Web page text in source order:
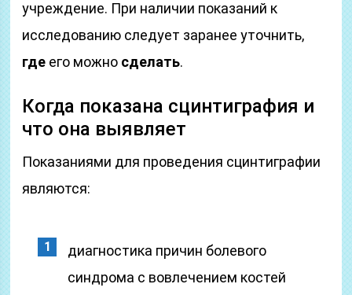
учреждение. При наличии показаний к
исследованию следует заранее уточнить,
где его можно сделать.
Когда показана сцинтиграфия и
что она выявляет
Показаниями для проведения сцинтиграфии
являются:
диагностика причин болевого
синдрома с вовлечением костей